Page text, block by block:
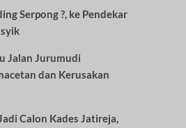
Serpong ?, ke Pendekar
Jalan Jurumudi
dan Kerusakan
Calon Kades Jatireja,